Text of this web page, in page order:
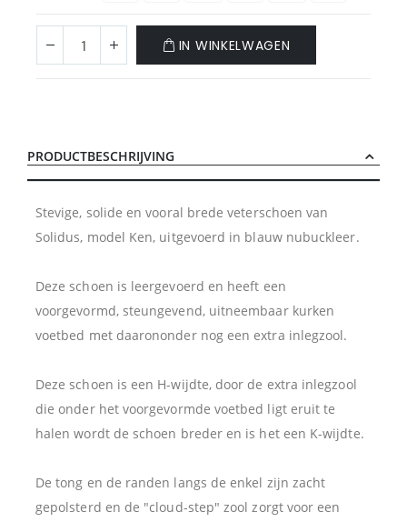
IN WINKELWAGEN
PRODUCTBESCHRIJVING
Stevige, solide en vooral brede veterschoen van
Solidus, model Ken, uitgevoerd in blauw nubuckleer.
Deze schoen is leergevoerd en heeft een
voorgevormd, steungevend, uitneembaar kurken
voetbed met daarononder nog een extra inlegzool.
Deze schoen is een H-wijdte, door de extra inlegzool
die onder het voorgevormde voetbed ligt eruit te
halen wordt de schoen breder en is het een K-wijdte.
De tong en de randen langs de enkel zijn zacht
gepolsterd en de "cloud-step" zool zorgt voor een